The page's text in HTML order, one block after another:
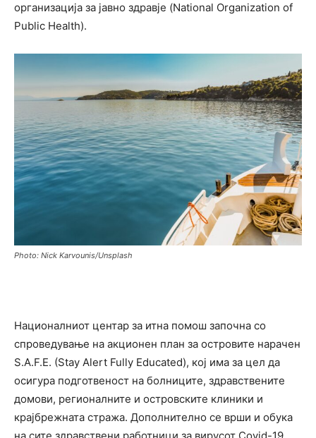
организација за јавно здравје (National Organization of
Public Health).
Photo: Nick Karvounis/Unsplash
Националниот центар за итна помош започна со
спроведување на акционен план за островите нарачен
S.A.F.E. (Stay Alert Fully Educated), кој има за цел да
осигура подготвеност на болниците, здравствените
домови, регионалните и островските клиники и
крајбрежната стража. Дополнително се врши и обука